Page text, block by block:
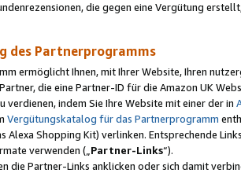
die gegen eine Vergütung
des Partnerprogramms
ermöglicht Ihnen, mit Ihrer Website, Ihren
die eine Partner-ID für die Amazon UK
verdienen, indem Sie Ihre Website mit einer der in
Vergütungskatalog für das Partnerprogramm
Alexa Shopping Kit) verlinken. Entsprechende
verwenden („ Partner-Links“).
die Partner-Links anklicken oder sich damit